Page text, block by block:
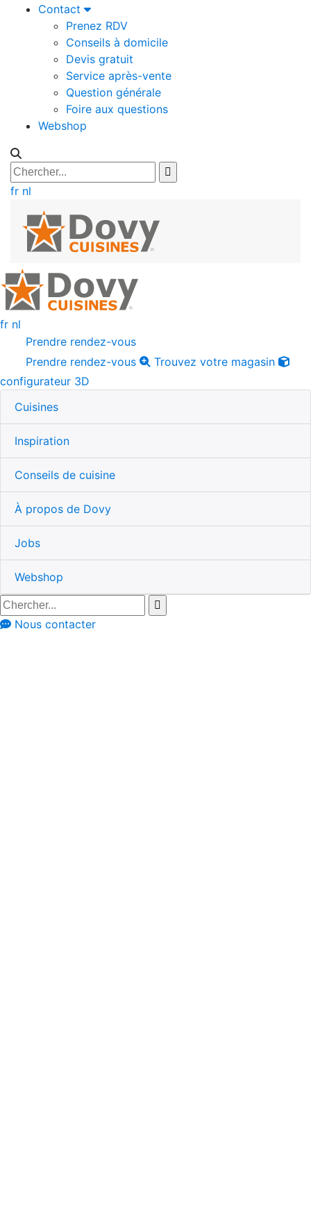
Contact
Prenez RDV
Conseils à domicile
Devis gratuit
Service après-vente
Question générale
Foire aux questions
Webshop
fr nl
fr nl
Prendre rendez-vous
Prendre rendez-vous
Trouvez votre magasin
configurateur 3D
Cuisines
Inspiration
Conseils de cuisine
À propos de Dovy
Jobs
Webshop
Nous contacter